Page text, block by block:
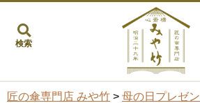
検索
匠の傘専門店 みや竹 > 母の日プレゼン